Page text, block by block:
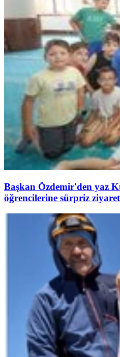
Başkan Özdemir'den yaz
öğrencilerine sürpriz ziyaret